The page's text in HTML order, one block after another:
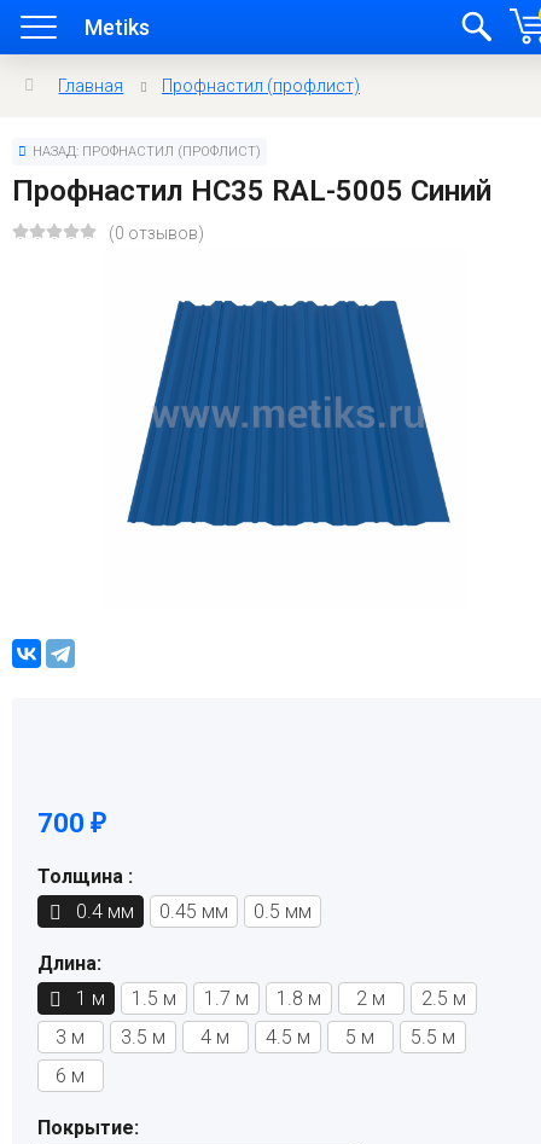
Metiks
Главная Профнастил (профлист)
НАЗАД: ПРОФНАСТИЛ (ПРОФЛИСТ)
Профнастил HC35 RAL-5005 Синий
(0 отзывов)
700 ₽
Толщина :
0.4 мм
0.45 мм 0.5 мм
Длина:
1 м
1.5 м 1.7 м 1.8 м 2 м
2.5 м
3 м
3.5 м 4 м 4.5 м 5 м
5.5 м
6 м
Покрытие: